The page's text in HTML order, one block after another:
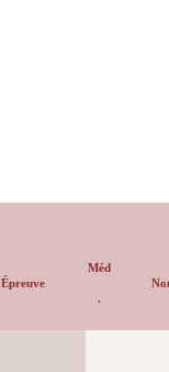
Épreuve
Méd
.